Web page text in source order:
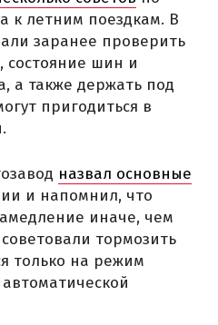
к летним поездкам. В
заранее проверить
состояние шин и
а также держать под
пригодиться в
назвал основные
и напомнил, что
иначе, чем
тормозить
только на режим